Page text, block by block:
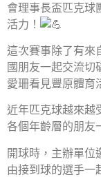
會理事長盃匹克球
活力！
這次賽事除了有來
國朋友一起交流切
愛珊看見豐原體育
近年匹克球越來越
各個年齡層的朋友
開球時，主辦單位
由接到球的選手一